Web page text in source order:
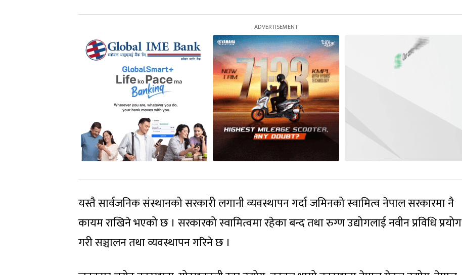
यस्तै सार्वजनिक संस्थानको सरकारी लगानी व्यवस्थापन गर्दा जमिनको स्वामित्व नेपाल सरकारमा नै
कायम राखिने भएको छ । सरकारको स्वामित्वमा रहेका बन्द तथा रुग्ण उद्योगलाई नवीन प्रविधि प्रयोग
गरी सञ्चालन तथा व्यवस्थापन गरिने छ ।